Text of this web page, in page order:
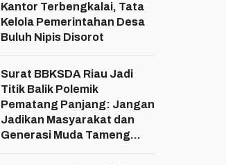
Kantor Terbengkalai, Tata
Kelola Pemerintahan Desa
Buluh Nipis Disorot
Surat BBKSDA Riau Jadi
Titik Balik Polemik
Pematang Panjang: Jangan
Jadikan Masyarakat dan
Generasi Muda Tameng